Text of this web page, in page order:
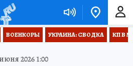
ВОЕНКОРЫ УКРАИНА: СВОДКА КП В
2026 1:00